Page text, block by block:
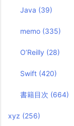
Java (39)
memo (335)
O’Reilly (28)
Swift (420)
書籍目次 (664)
xyz (256)